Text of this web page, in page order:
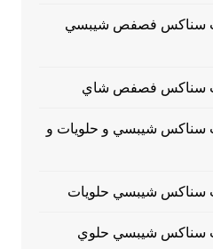
سناكس فصفص شيبسي
سناكس فصفص شاي
سناكس شيبسي و حلويات و
سناكس شيبسي حلويات
سناكس شيبسي حلوي